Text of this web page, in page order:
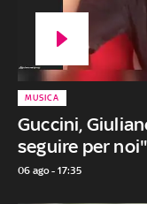
Guccini,
seguire per noi"
MUSICA
06 ago - 17:35